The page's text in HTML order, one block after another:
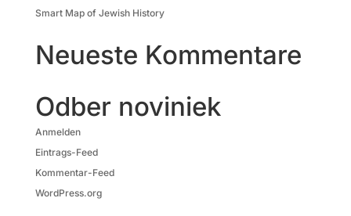
Smart Map of Jewish History
Neueste Kommentare
Odber noviniek
Anmelden
Eintrags-Feed
Kommentar-Feed
WordPress.org